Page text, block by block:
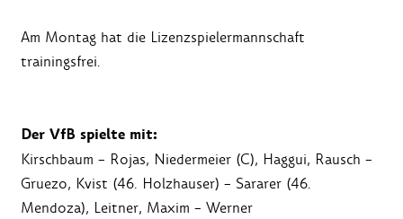
Am Montag hat die Lizenzspielermannschaft
trainingsfrei.
Der VfB spielte mit:
Kirschbaum – Rojas, Niedermeier (C), Haggui, Rausch –
Gruezo, Kvist (46. Holzhauser) – Sararer (46.
Mendoza), Leitner, Maxim – Werner